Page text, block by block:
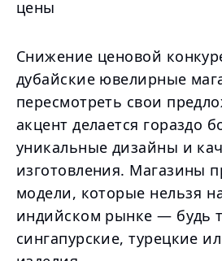
цены
Снижение ценовой
дубайские ювелирные
пересмотреть свои
акцент делается гораздо
уникальные дизайны и
изготовления. Магазины
модели, которые нельзя
индийском рынке — будь
сингапурские, турецкие